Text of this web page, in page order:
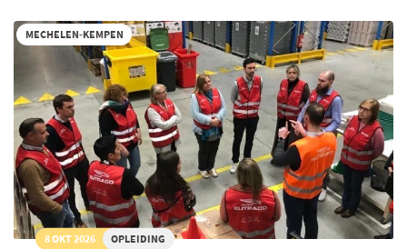
dit
voor
jouw
bedrijf?
MECHELEN-KEMPEN
8 OKT 2026 OPLEIDING